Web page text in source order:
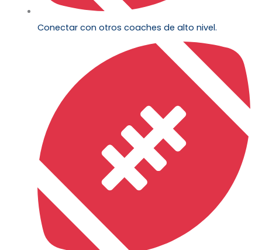
Conectar con otros coaches de alto nivel.